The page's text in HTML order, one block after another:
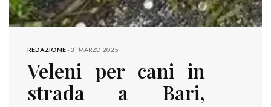
REDAZIONE-31 MARZO 2025
Veleni per cani in
strada a Bari,